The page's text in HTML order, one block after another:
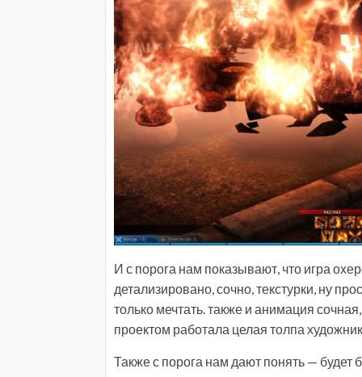
И с порога нам показывают, что игра
детализировано, сочно, текстурки, ну
только мечтать. также и анимация
проектом работала целая толпа
Также с порога нам дают понять —